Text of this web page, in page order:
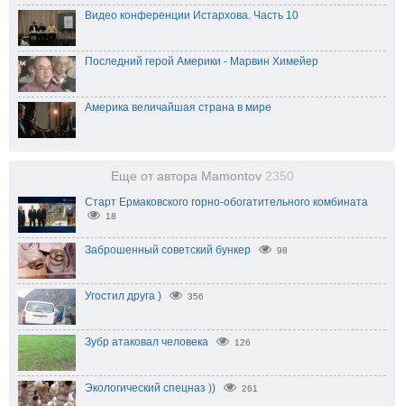
Видео конференции Истархова. Часть 10
Последний герой Америки - Марвин Химейер
Америка величайшая страна в мире
Еще от автора Mamontov 2350
Старт Ермаковского горно-обогатительного комбината
18
Заброшенный советский бункер 98
Угостил друга ) 356
Зубр атаковал человека 126
Экологический спецназ )) 261